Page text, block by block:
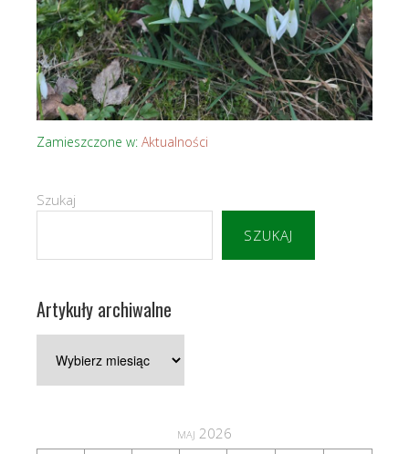
Zamieszczone w: Aktualności
Szukaj
SZUKAJ
Artykuły archiwalne
archiwalne
maj 2026